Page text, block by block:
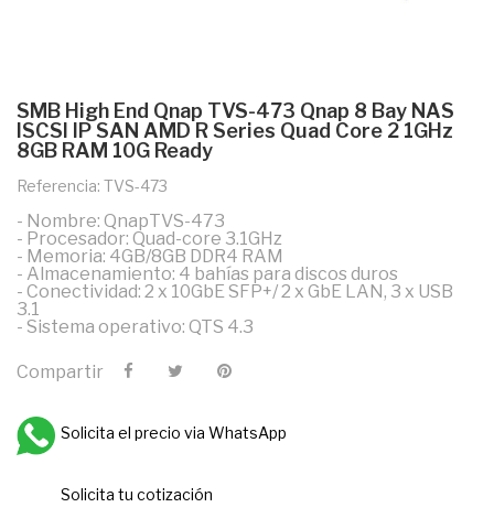
SMB High End Qnap TVS-473 Qnap 8 Bay NAS
ISCSI IP SAN AMD R Series Quad Core 2 1GHz
8GB RAM 10G Ready
Referencia: TVS-473
- Nombre: QnapTVS-473
- Procesador: Quad-core 3.1GHz
- Memoria: 4GB/8GB DDR4 RAM
- Almacenamiento: 4 bahías para discos duros
- Conectividad: 2 x 10GbE SFP+/ 2 x GbE LAN, 3 x USB
3.1
- Sistema operativo: QTS 4.3
Compartir
Solicita el precio via WhatsApp
Solicita tu cotización